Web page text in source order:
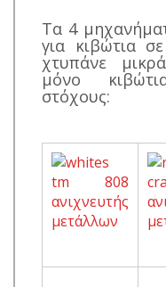
Τα 4
για κιβώτια
χτυπάνε
μόνο
στόχους: